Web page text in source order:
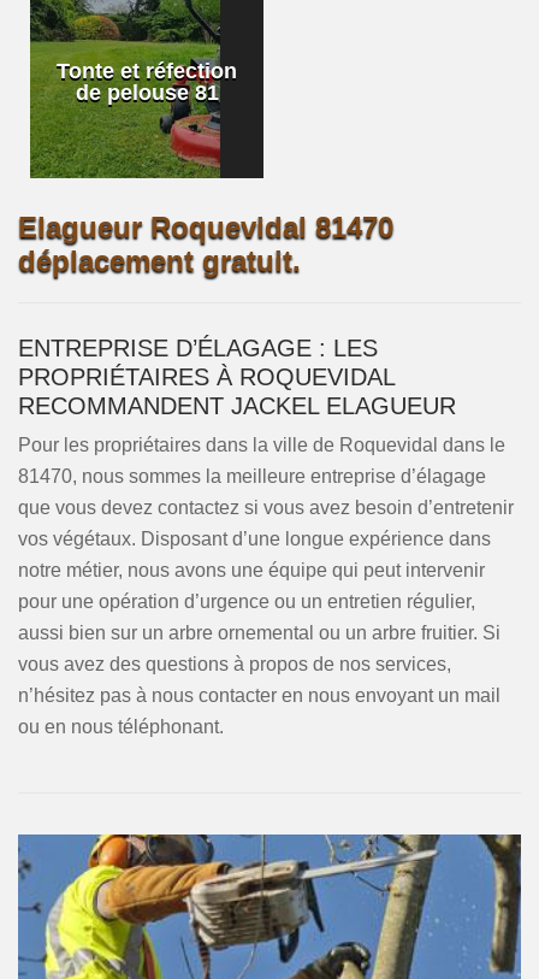
Tonte et réfection
de pelouse 81
Elagueur Roquevidal 81470
déplacement gratuit.
ENTREPRISE D’ÉLAGAGE : LES
PROPRIÉTAIRES À ROQUEVIDAL
RECOMMANDENT JACKEL ELAGUEUR
Pour les propriétaires dans la ville de Roquevidal dans le
81470, nous sommes la meilleure entreprise d’élagage
que vous devez contactez si vous avez besoin d’entretenir
vos végétaux. Disposant d’une longue expérience dans
notre métier, nous avons une équipe qui peut intervenir
pour une opération d’urgence ou un entretien régulier,
aussi bien sur un arbre ornemental ou un arbre fruitier. Si
vous avez des questions à propos de nos services,
n’hésitez pas à nous contacter en nous envoyant un mail
ou en nous téléphonant.